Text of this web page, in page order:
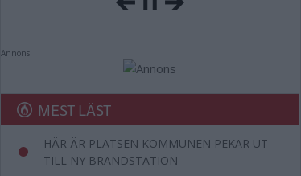
Annons:
MEST LÄST
HÄR ÄR PLATSEN KOMMUNEN PEKAR UT
TILL NY BRANDSTATION